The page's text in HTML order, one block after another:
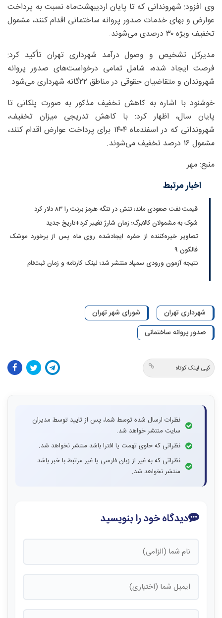
وی افزود: شهروندانی که تا پایان اردیبهشت‌ماه نسبت به پرداخت
عوارض و بهای خدمات صدور پروانه ساختمانی اقدام کنند، مشمول
تخفیف ویژه ۳۰ درصدی می‌شوند.
مدیرکل تشخیص و وصول درآمد شهرداری تهران تأکید کرد:
فرصت ایجاد شده، شامل تمامی درخواست‌های صدور پروانه
شهروندان و متقاضیان حقوقی در مناطق ۲۲گانه شهرداری می‌شود.
خوشنود با اشاره به کاهش تخفیف مذکور به صورت پلکانی تا
پایان سال، اظهار کرد: با کاهش تدریجی میزان تخفیف،
شهروندانی که در اسفندماه ۱۴۰۴ برای پرداخت عوارض اقدام کنند،
مشمول ۱۶ درصد تخفیف می‌شوند.
منبع: مهر
اخبار مرتبط
قیمت نفت صعودی ماند؛ تنش در تنگه هرمز برنت را ۸۳ دلار کرد
شوک به مشمولان کالابرگ؛ زمان شارژ تغییر کرد+تاریخ جدید
تصاویر خیره‌کننده از حفره ایجادشده روی ماه پس از برخورد موشک
فالکون ۹
نتیجه آزمون ورودی سمپاد منتشر شد؛ لینک کارنامه و زمان ثبت‌نام
شهرداری تهران
شورای شهر تهران
صدور پروانه ساختمانی
کپی لینک کوتاه
نظرات ارسال شده توسط شما، پس از تایید توسط مدیران
سایت منتشر خواهد شد.
نظراتی که حاوی تهمت یا افترا باشد منتشر نخواهد شد.
نظراتی که به غیر از زبان فارسی یا غیر مرتبط با خبر باشد
منتشر نخواهد شد.
دیدگاه خود را بنویسید